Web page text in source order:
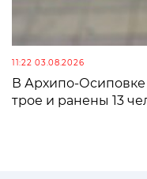
11:22 03.08.2026
В Архипо-
трое и ранены 13